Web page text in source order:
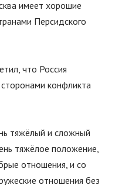
имеет хорошие
Персидского
что Россия
конфликта
тяжёлый и сложный
тяжёлое положение,
отношения, и со
отношения без